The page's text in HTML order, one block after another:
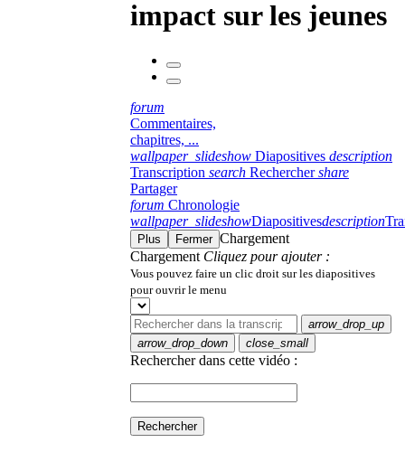
impact sur les jeunes
forum
Commentaires,
chapitres, ...
wallpaper_slideshow Diapositives description
Transcription search Rechercher share
Partager
forum Chronologie
wallpaper_slideshowDiapositivesdescription
Plus Fermer Chargement
Chargement Cliquez pour ajouter :
Vous pouvez faire un clic droit sur les diapositives
pour ouvrir le menu
arrow_drop_up
arrow_drop_down
close_small
Rechercher dans cette vidéo :
Rechercher